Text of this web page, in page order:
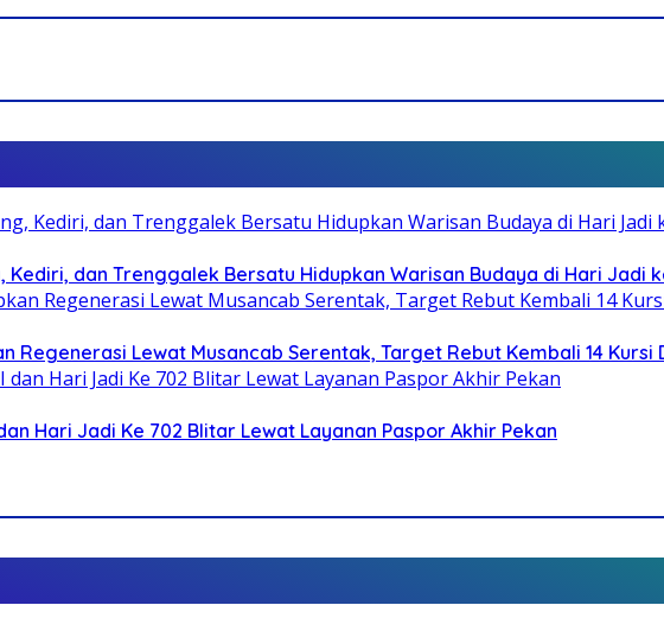
Kediri, dan Trenggalek Bersatu Hidupkan Warisan Budaya di Hari Jadi
Regenerasi Lewat Musancab Serentak, Target Rebut Kembali 14 Kursi
Hari Jadi Ke 702 Blitar Lewat Layanan Paspor Akhir Pekan